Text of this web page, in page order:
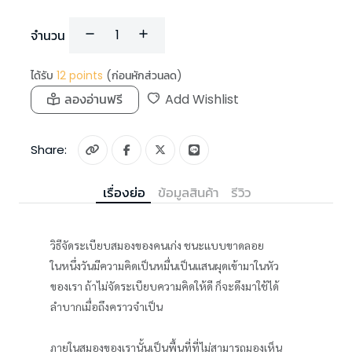
จำนวน
ได้รับ 12 points (ก่อนหักส่วนลด)
ลองอ่านฟรี Add Wishlist
Share:
เรื่องย่อ ข้อมูลสินค้า รีวิว
วิธีจัดระเบียบสมองของคนเก่ง ชนะแบบขาดลอย
ในหนึ่งวันมีความคิดเป็นหมื่นเป็นแสนผุดเข้ามาในหัว
ของเรา ถ้าไม่จัดระเบียบความคิดให้ดี ก็จะดึงมาใช้ได้
ลำบากเมื่อถึงคราวจำเป็น
ภายในสมองของเรานั้นเป็นพื้นที่ที่ไม่สามารถมองเห็น